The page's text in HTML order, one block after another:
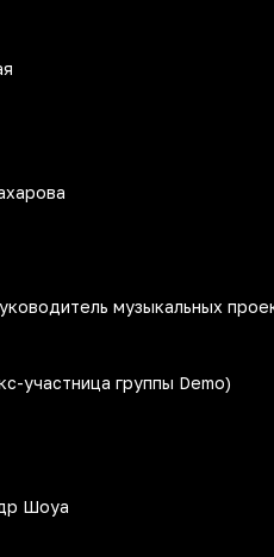
музыкальных
участница группы Demo)
Шоуа